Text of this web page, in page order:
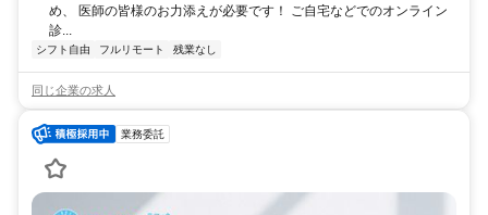
め、 医師の皆様のお力添えが必要です！ ご自宅などでのオンライン
診...
シフト自由 フルリモート 残業なし
同じ企業の求人
業務委託